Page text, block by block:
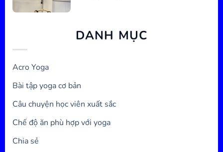
DANH MỤC
Acro Yoga
Bài tập yoga cơ bản
Câu chuyện học viên xuất sắc
Chế độ ăn phù hợp với yoga
Chia sẻ